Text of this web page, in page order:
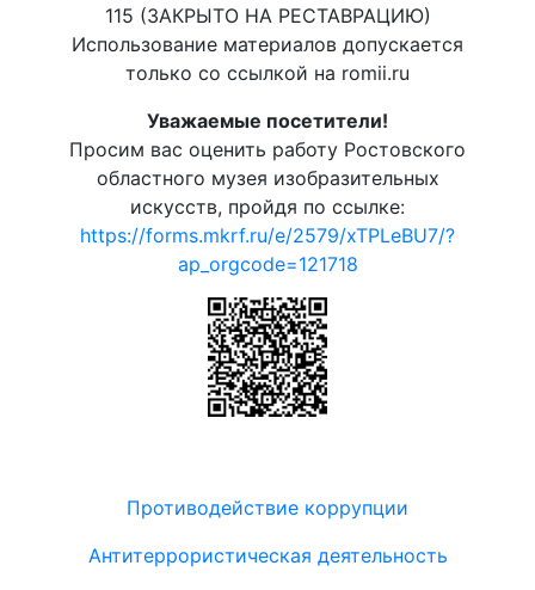
115 (ЗАКРЫТО НА РЕСТАВРАЦИЮ)
Использование материалов допускается
только со ссылкой на romii.ru
Уважаемые посетители!
Просим вас оценить работу Ростовского
областного музея изобразительных
искусств, пройдя по ссылке:
https://forms.mkrf.ru/e/2579/xTPLeBU7/?
ap_orgcode=121718
Противодействие коррупции
Антитеррористическая деятельность